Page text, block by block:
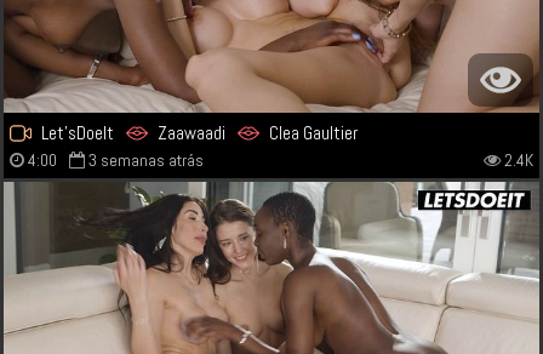
Let'sDoeIt Zaawaadi Clea Gaultier
4:00 3 semanas atrás 2.4K